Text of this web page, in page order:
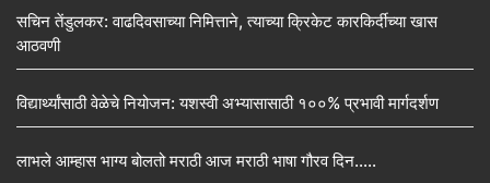
सचिन तेंडुलकर: वाढदिवसाच्या निमित्ताने, त्याच्या क्रिकेट कारकिर्दीच्या खास
आठवणी
विद्यार्थ्यांसाठी वेळेचे नियोजन: यशस्वी अभ्यासासाठी १००% प्रभावी मार्गदर्शण
लाभले आम्हास भाग्य बोलतो मराठी आज मराठी भाषा गौरव दिन…..